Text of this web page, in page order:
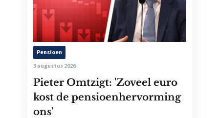
Pensioen
3 augustus 2026
Pieter Omtzigt: 'Zoveel euro
kost de pensioenhervorming
ons'